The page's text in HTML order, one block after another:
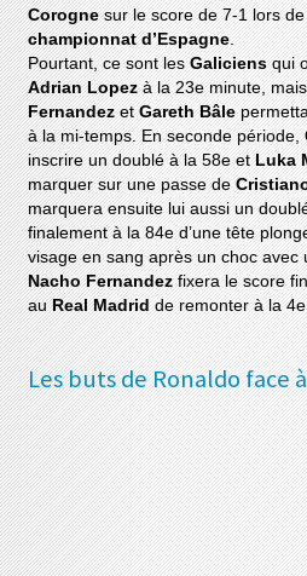
Corogne sur le score de 7-1 lors
championnat d’Espagne.
Pourtant, ce sont lesGaliciensqui
Adrian Lopez à la 23e minute,
Fernandez etGareth Bâle
à la mi-temps. En seconde période,
inscrire un doublé à la 58e et Luka
marquer sur une passe de
marquera ensuite lui aussi un
finalement à la 84e d’une tête
visage en sang après un choc avec
Nacho Fernandez fixera le score
auReal Madrid de remonter à la
Les buts de Ronaldo face